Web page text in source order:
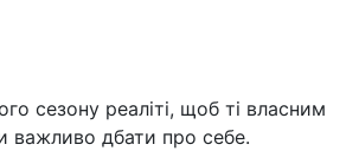
сезону реаліті, щоб ті власним
важливо дбати про себе.